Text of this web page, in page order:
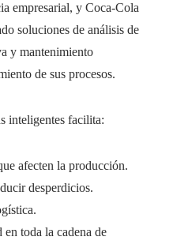
empresarial, y Coca-Cola
soluciones de análisis de
y mantenimiento
de sus procesos.
inteligentes facilita:
afecten la producción.
desperdicios.
toda la cadena de